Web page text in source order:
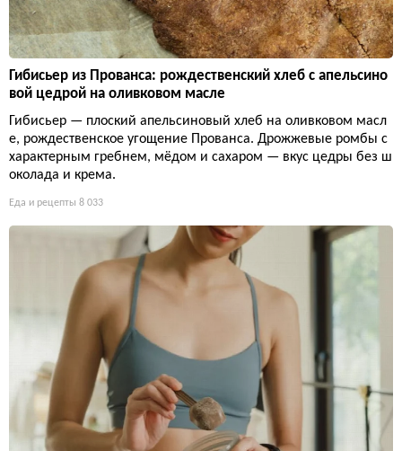
Гибисьер из Прованса: рождественский хлеб с апельсино
вой цедрой на оливковом масле
Гибисьер — плоский апельсиновый хлеб на оливковом масл
е, рождественское угощение Прованса. Дрожжевые ромбы с
характерным гребнем, мёдом и сахаром — вкус цедры без ш
околада и крема.
Еда и рецепты 8 033